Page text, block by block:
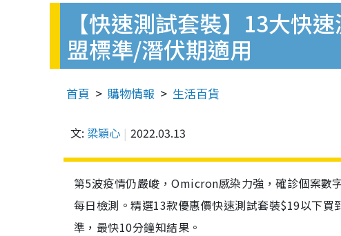
【快速測試套裝】13大快
盟標準/潛伏期適用
首頁 購物情報 生活百貨
文: 梁穎心 2022.03.13
第5波疫情仍嚴峻，Omicron感染力強，確診個案數
每日檢測。精選13款優惠價快速測試套裝$19以下
準，最快10分鐘知結果。